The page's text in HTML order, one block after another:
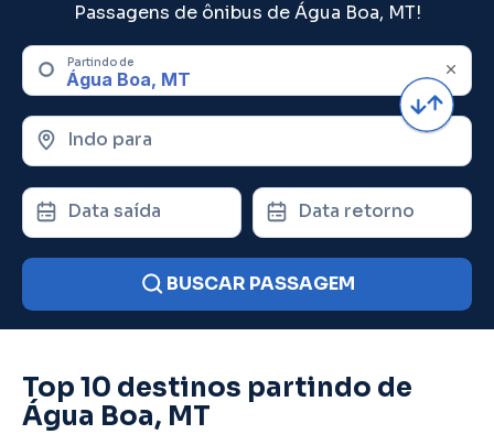
Passagens de ônibus de Água Boa, MT!
Partindo de
Indo para
Data saída Data retorno
BUSCAR PASSAGEM
Top 10 destinos partindo de
Água Boa, MT